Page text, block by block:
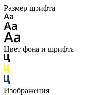
Размер шрифта
Цвет фона и шрифта
Изображения